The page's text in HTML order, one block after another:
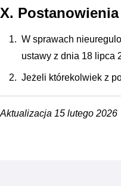
X.
W sprawach
ustawy z dnia 18 lipca
Jeżeli którekolwiek z
Aktualizacja 15 lutego 2026